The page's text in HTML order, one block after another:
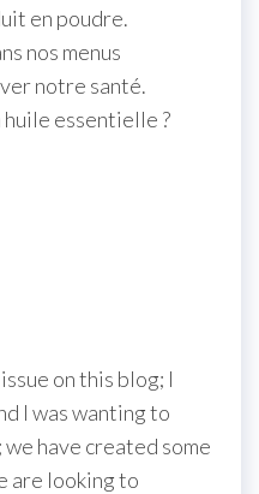
en poudre.
nos menus
notre santé.
essentielle ?
on this blog; I
I was wanting to
have created some
are looking to